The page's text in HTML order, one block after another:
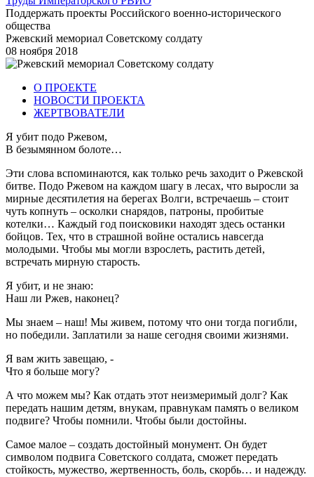
Поддержать проекты Российского военно-исторического
общества
Ржевский мемориал Советскому солдату
08 ноября 2018
О ПРОЕКТЕ
НОВОСТИ ПРОЕКТА
ЖЕРТВОВАТЕЛИ
Я убит подо Ржевом,
В безымянном болоте…
Эти слова вспоминаются, как только речь заходит о Ржевской
битве. Подо Ржевом на каждом шагу в лесах, что выросли за
мирные десятилетия на берегах Волги, встречаешь – стоит
чуть копнуть – осколки снарядов, патроны, пробитые
котелки… Каждый год поисковики находят здесь останки
бойцов. Тех, что в страшной войне остались навсегда
молодыми. Чтобы мы могли взрослеть, растить детей,
встречать мирную старость.
Я убит, и не знаю:
Наш ли Ржев, наконец?
Мы знаем – наш! Мы живем, потому что они тогда погибли,
но победили. Заплатили за наше сегодня своими жизнями.
Я вам жить завещаю, -
Что я больше могу?
А что можем мы? Как отдать этот неизмеримый долг? Как
передать нашим детям, внукам, правнукам память о великом
подвиге? Чтобы помнили. Чтобы были достойны.
Самое малое – создать достойный монумент. Он будет
символом подвига Советского солдата, сможет передать
стойкость, мужество, жертвенность, боль, скорбь… и надежду.